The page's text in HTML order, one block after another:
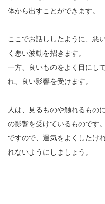
体から出すことができます。
ここでお話ししたように、悪
く悪い波動を招きます。
一方、良いものをよく目にし
れ、良い影響を受けます。
人は、見るものや触れるもの
の影響を受けているものです。
ですので、運気をよくしたけ
れないようにしましょう。